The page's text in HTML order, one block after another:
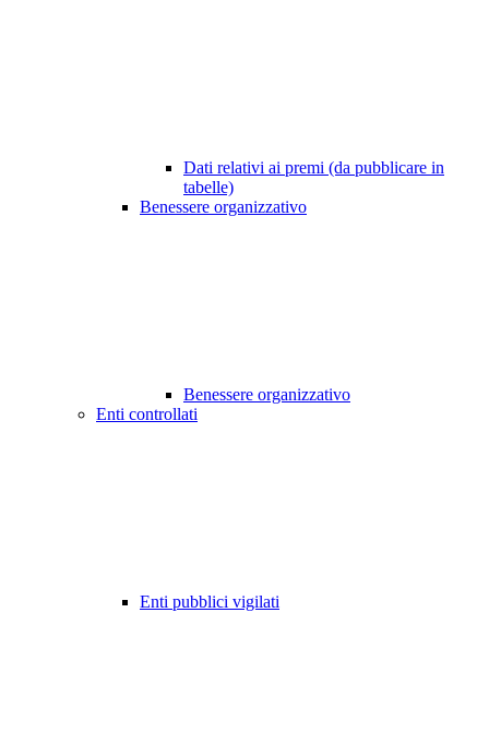
Dati relativi ai premi (da pubblicare in
tabelle)
Benessere organizzativo
Benessere organizzativo
Enti controllati
Enti pubblici vigilati